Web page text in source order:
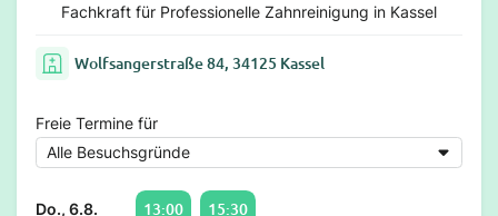
Fachkraft für Professionelle Zahnreinigung in Kassel
Wolfsangerstraße 84, 34125 Kassel
Freie Termine für
Do., 6.8. 13:00 15:30